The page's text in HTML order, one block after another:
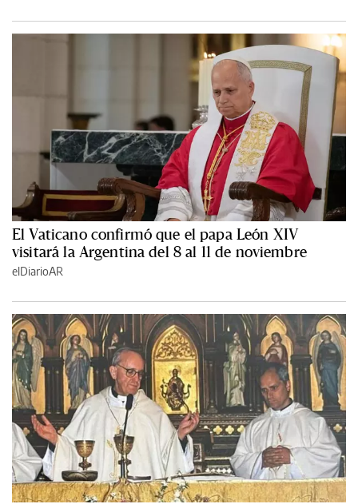
El Vaticano confirmó que el papa León XIV
visitará la Argentina del 8 al 11 de noviembre
elDiarioAR